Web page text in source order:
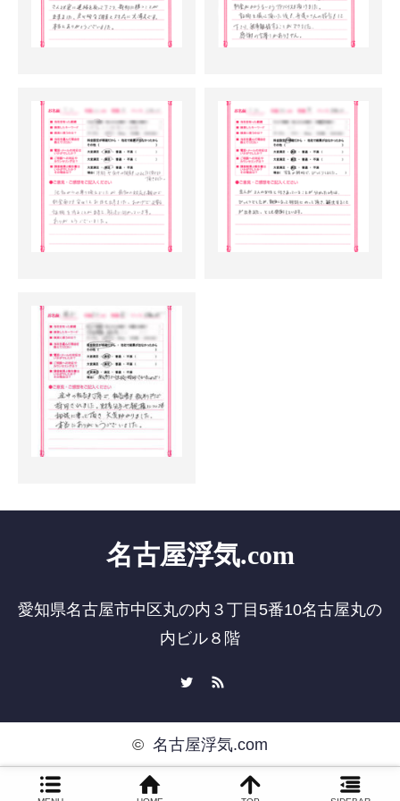
名古屋浮気.com
愛知県名古屋市中区丸の内３丁目5番10名古屋丸の
内ビル８階
© 名古屋浮気.com